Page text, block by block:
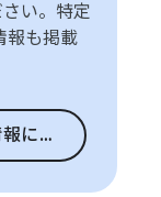
い。特定
報も掲載
移動